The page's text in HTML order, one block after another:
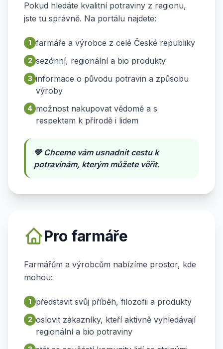
Pokud hledáte kvalitní potraviny z regionu,
jste tu správně. Na portálu najdete:
1 farmáře a výrobce z celé České republiky
2 sezónní, regionální a bio produkty
3 informace o původu potravin a způsobu
výroby
4 možnost nakupovat vědomě a s
respektem k přírodě i lidem
💚 Chceme vám usnadnit cestu k
potravinám, kterým můžete věřit.
Pro farmáře
Farmářům a výrobcům nabízíme prostor, kde
mohou:
1 představit svůj příběh, filozofii a produkty
2 oslovit zákazníky, kteří aktivně vyhledávají
regionální a bio potraviny